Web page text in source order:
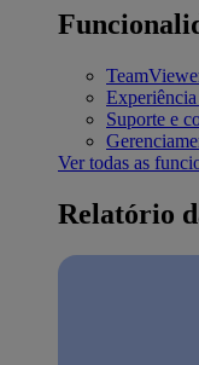
Suporte e
Ver todas as
Relatório